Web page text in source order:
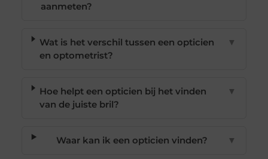
aanmeten?
Wat is het verschil tussen een opticien
en optometrist?
▼
Hoe helpt een opticien bij het vinden
van de juiste bril?
▼
Waar kan ik een opticien vinden? ▼